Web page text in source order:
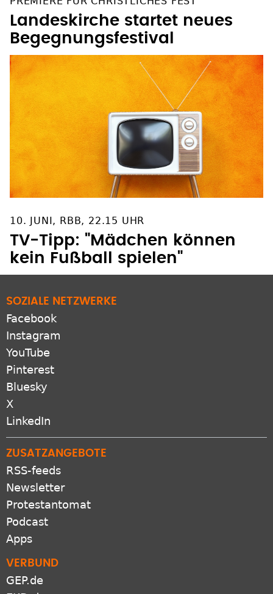
Landeskirche startet neues
Begegnungsfestival
10. JUNI, RBB, 22.15 UHR
TV-Tipp: "Mädchen können
kein Fußball spielen"
SOZIALE NETZWERKE
Facebook
Instagram
YouTube
Pinterest
Bluesky
X
LinkedIn
ZUSATZANGEBOTE
RSS-feeds
Newsletter
Protestantomat
Podcast
Apps
VERBUND
GEP.de